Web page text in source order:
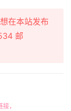
在本站发布
邮
，